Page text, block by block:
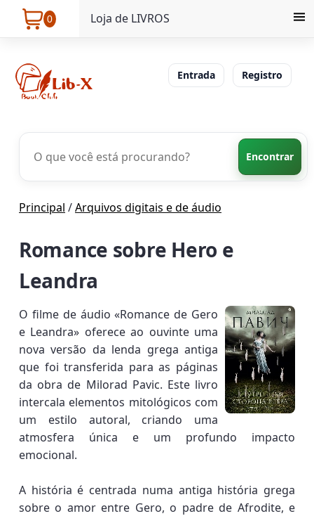
0 Loja de LIVROS
Entrada Registro
Encontrar
Principal /Arquivos digitais e de áudio
Romance sobre Hero e
Leandra
O filme de áudio «Romance de Gero
e Leandra» oferece ao ouvinte uma
nova versão da lenda grega antiga
que foi transferida para as páginas
da obra de Milorad Pavic. Este livro
intercala elementos mitológicos com
um estilo autoral, criando uma
atmosfera única e um profundo impacto
emocional.
A história é centrada numa antiga história grega
sobre o amor entre Gero, o padre de Afrodite, e